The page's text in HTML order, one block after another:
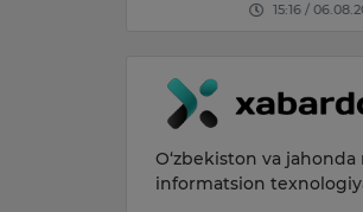
15:16 / 06.08.2026
O‘zbekiston va
informatsion